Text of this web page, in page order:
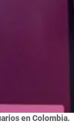
en Colombia.